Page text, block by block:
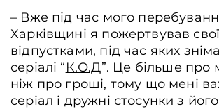
– Вже під час мого
Харківщині я пожертвував
відпустками, під час яких
серіалі “К.О.Д”. Це більше про
ніж про гроші, тому що мені
серіал і дружні стосунки з